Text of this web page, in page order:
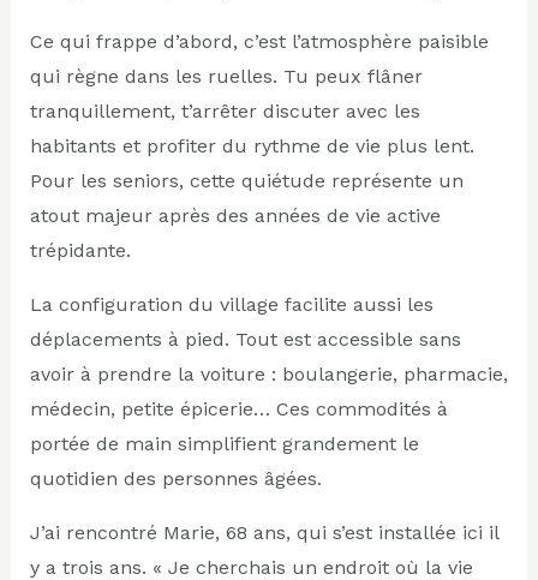
Ce qui frappe d’abord, c’est l’atmosphère paisible
qui règne dans les ruelles. Tu peux flâner
tranquillement, t’arrêter discuter avec les
habitants et profiter du rythme de vie plus lent.
Pour les seniors, cette quiétude représente un
atout majeur après des années de vie active
trépidante.
La configuration du village facilite aussi les
déplacements à pied. Tout est accessible sans
avoir à prendre la voiture : boulangerie, pharmacie,
médecin, petite épicerie… Ces commodités à
portée de main simplifient grandement le
quotidien des personnes âgées.
J’ai rencontré Marie, 68 ans, qui s’est installée ici il
y a trois ans. « Je cherchais un endroit où la vie